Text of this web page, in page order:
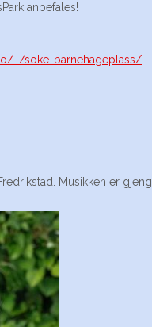
anbefales!
…/soke-barnehageplass/
Musikken er